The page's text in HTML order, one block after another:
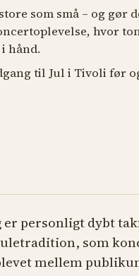
som små – og gør
hvor
hånd.
til Jul i Tivoli før
er personligt dybt
som
mellem